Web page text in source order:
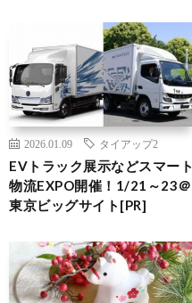
2026.01.09 タイアップ2
EVトラック展示などスマート
物流EXPO開催！1/21～23＠
東京ビッグサイト[PR]